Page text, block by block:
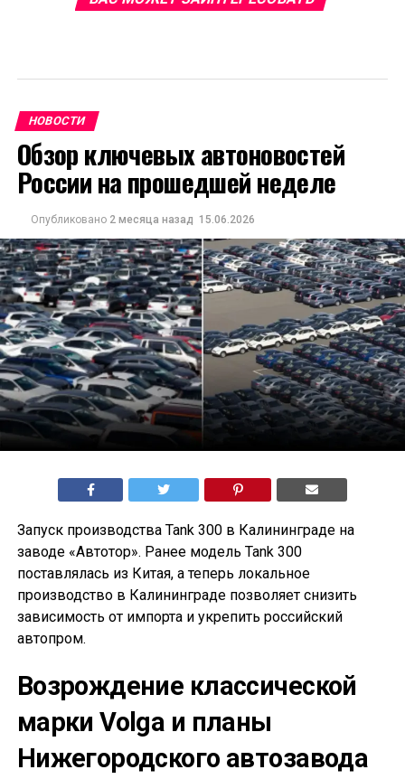
НОВОСТИ
Обзор ключевых автоновостей
России на прошедшей неделе
Опубликовано 2 месяца назад 15.06.2026
Запуск производства Tank 300 в Калининграде на
заводе «Автотор». Ранее модель Tank 300
поставлялась из Китая, а теперь локальное
производство в Калининграде позволяет снизить
зависимость от импорта и укрепить российский
автопром.
Возрождение классической
марки Volga и планы
Нижегородского автозавода